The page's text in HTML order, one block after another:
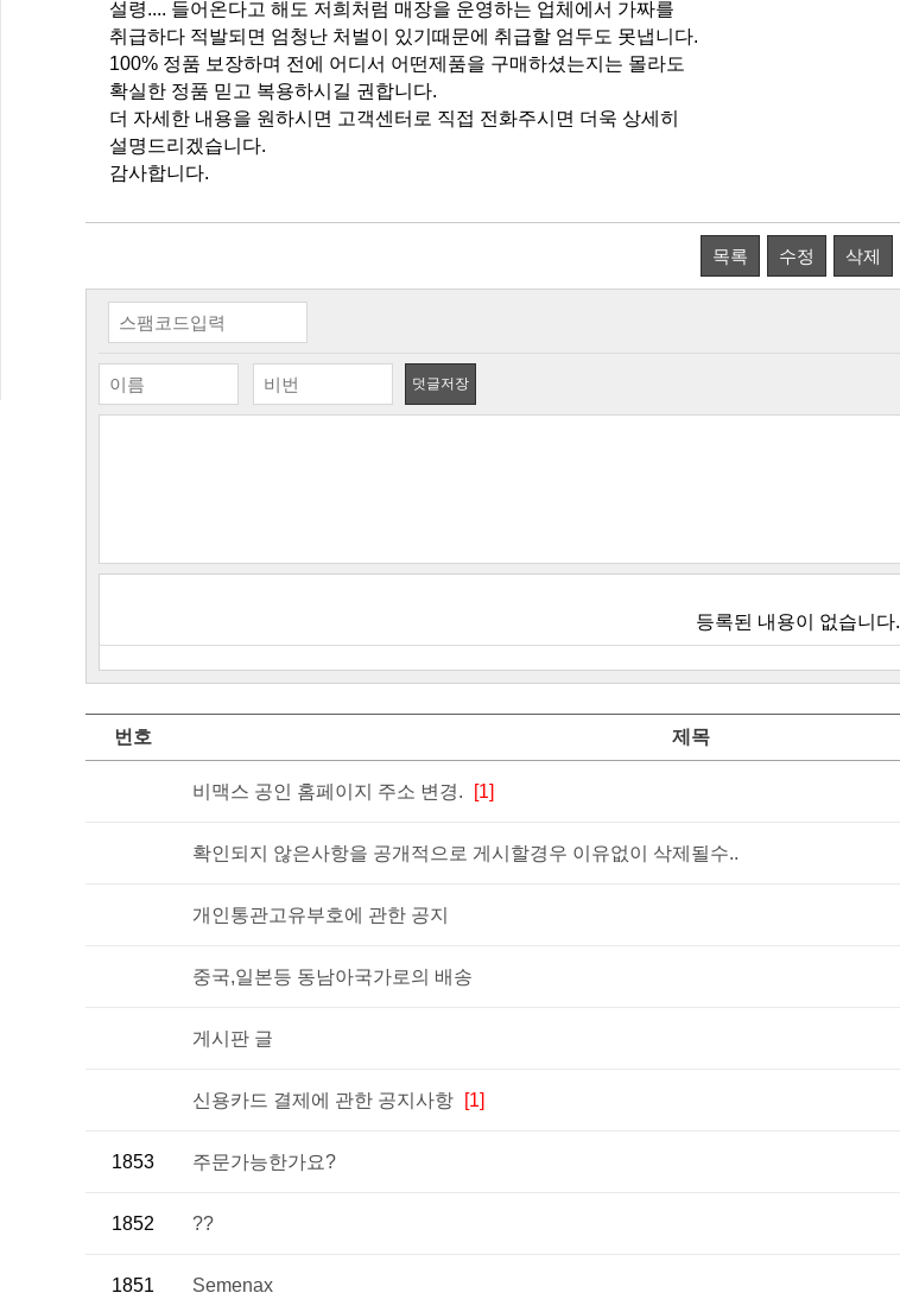
설령.... 들어온다고 해도 저희처럼 매장을 운영하는 업체에서 가짜를
취급하다 적발되면 엄청난 처벌이 있기때문에 취급할 엄두도 못냅니다.
100% 정품 보장하며 전에 어디서 어떤제품을 구매하셨는지는 몰라도
확실한 정품 믿고 복용하시길 권합니다.
더 자세한 내용을 원하시면 고객센터로 직접 전화주시면 더욱 상세히
설명드리겠습니다.
감사합니다.
목록 수정 삭제
덧글저장
등록된 내용이 없습니다.
번호 제목
비맥스 공인 홈페이지 주소 변경. [1]
확인되지 않은사항을 공개적으로 게시할경우 이유없이 삭제될수..
개인통관고유부호에 관한 공지
중국,일본등 동남아국가로의 배송
게시판 글
신용카드 결제에 관한 공지사항 [1]
1853 주문가능한가요?
1852 ??
1851 Semenax